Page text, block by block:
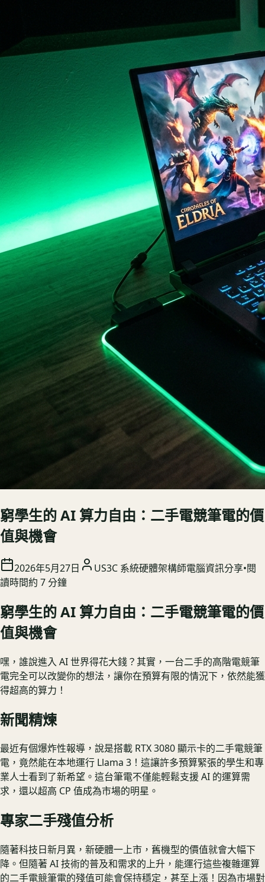
窮學生的 AI 算力自由：二手電競筆電的價
值與機會
2026年5月27日 US3C 系統硬體架構師電腦資訊分享•閱
讀時間約 7分鐘
窮學生的 AI 算力自由：二手電競筆電的價
值與機會
嘿，誰說進入 AI 世界得花大錢？其實，一台二手的高階電競筆
電完全可以改變你的想法，讓你在預算有限的情況下，依然能獲
得超高的算力！
新聞精煉
最近有個爆炸性報導，說是搭載 RTX 3080 顯示卡的二手電競筆
電，竟然能在本地運行 Llama 3！這讓許多預算緊張的學生和專
業人士看到了新希望。這台筆電不僅能輕鬆支援 AI 的運算需
求，還以超高 CP 值成為市場的明星。
專家二手殘值分析
隨著科技日新月異，新硬體一上市，舊機型的價值就會大幅下
降。但隨著 AI 技術的普及和需求的上升，能運行這些複雜運算
的二手電競筆電的殘值可能會保持穩定，甚至上漲！因為市場對